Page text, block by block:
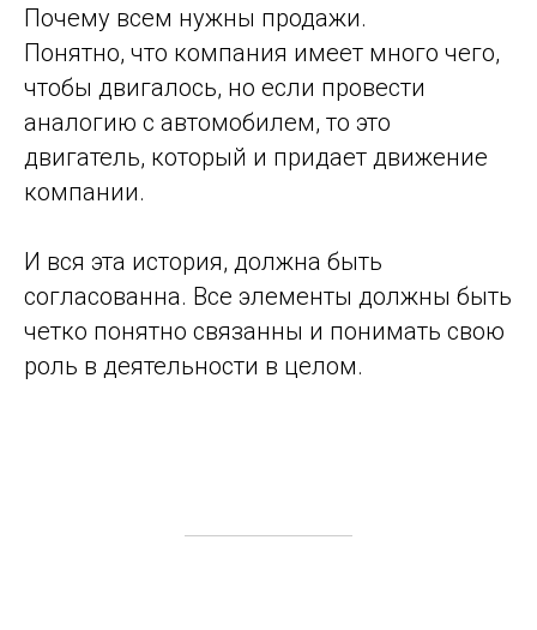
Почему всем нужны продажи.
Понятно, что компания имеет много чего,
чтобы двигалось, но если провести
аналогию с автомобилем, то это
двигатель, который и придает движение
компании.
И вся эта история, должна быть
согласованна. Все элементы должны быть
четко понятно связанны и понимать свою
роль в деятельности в целом.